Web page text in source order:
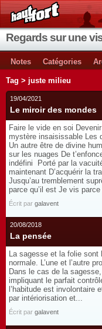
Regards sur une
Notes Catégories
Tag > juste milieu
19/04/2021
Le miroir des mondes
Faire le vide en soi
mystère insaisissable Les
Un autre être de divine
sur les nuages De
indéfini Porté par la
maintenant D’acquérir la
Jusqu’au tremblement
parce qu’il est Je vis parce
Écrit par galavent
20/08/2018
La pensée
La sagesse et la folie
normale. L’une et l’autre
Dans le cas de la
impliquant le parfait
l’habitude est involontaire
par intériorisation et...
Écrit par galavent